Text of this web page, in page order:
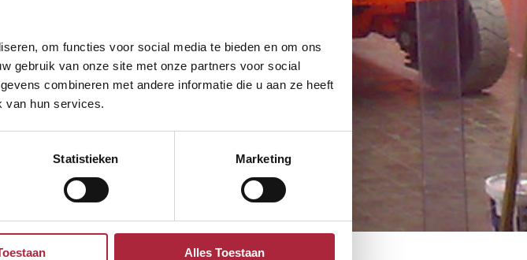
om functies voor social media te bieden en om ons
gebruik van onze site met onze partners voor social
combineren met andere informatie die u aan ze heeft
van hun services.
Statistieken Marketing
Alles Toestaan